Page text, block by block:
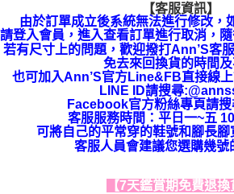
【客服資訊】
由於訂單成立後系統無法進行修改，
請登入會員，進入查看訂單進行取消，
若有尺寸上的問題，歡迎撥打Ann’S客
免去來回換貨的時間
也可加入Ann’S官方Line&FB直接線
LINE ID請搜尋
Facebook官方粉絲專頁請
客服服務時間：平日一~五
可將自己的平常穿的鞋號和腳長
客服人員會建議您選購幾號
【7天鑑賞期免費退換